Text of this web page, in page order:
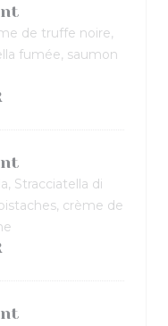
de truffe noire,
fumée, saumon
Stracciatella di
crème de